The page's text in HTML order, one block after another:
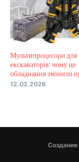
Мультипроцесори для
екскаваторів: чому це
обладнання змінило
12.02.2026